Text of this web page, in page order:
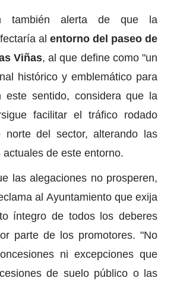
también alerta de que la
al entorno del paseo de
Viñas, al que define como "un
histórico y emblemático para
este sentido, considera que la
facilitar el tráfico rodado
norte del sector, alterando las
de este entorno.
las alegaciones no prosperen,
al Ayuntamiento que exija
íntegro de todos los deberes
parte de los promotores. "No
ni excepciones que
de suelo público o las